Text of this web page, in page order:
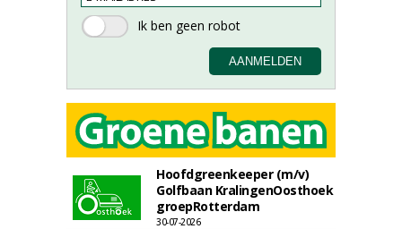
Hoofdgreenkeeper (m/v)
Golfbaan KralingenOosthoek
groepRotterdam
30-07-2026